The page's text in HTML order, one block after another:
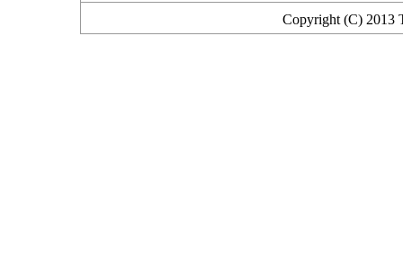
Copyright (C) 2013